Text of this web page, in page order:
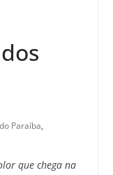
Paraíba,
que chega na